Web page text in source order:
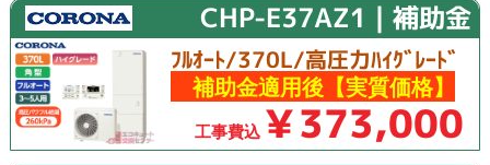
CHP-E37AZ1｜補助金
ﾌﾙｵｰﾄ/370L/高圧力ﾊｲｸﾞﾚｰﾄﾞ
補助金適用後【実質価格】
工事費込 ￥373,000